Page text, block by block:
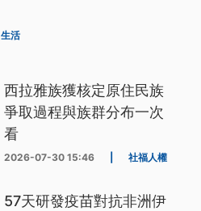
生活
西拉雅族獲核定原住民族
爭取過程與族群分布一次
看
2026-07-30 15:46 社福人權
57天研發疫苗對抗非洲伊